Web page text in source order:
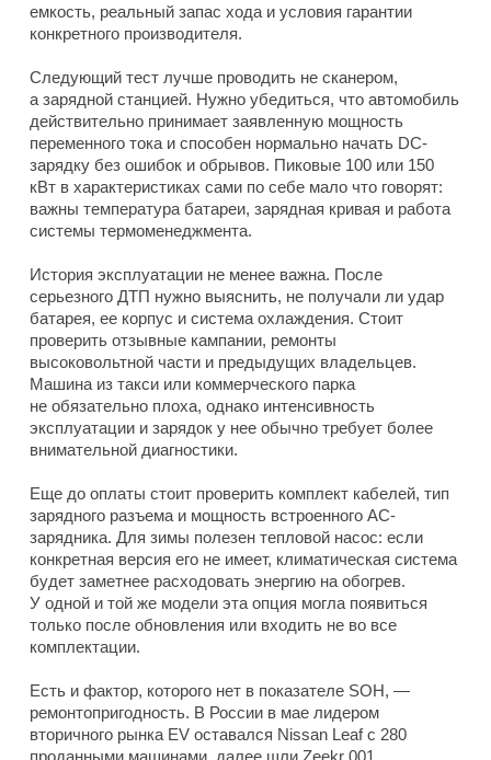
емкость, реальный запас хода и условия гарантии
конкретного производителя.
Следующий тест лучше проводить не сканером,
а зарядной станцией. Нужно убедиться, что автомобиль
действительно принимает заявленную мощность
переменного тока и способен нормально начать DC-
зарядку без ошибок и обрывов. Пиковые 100 или 150
кВт в характеристиках сами по себе мало что говорят:
важны температура батареи, зарядная кривая и работа
системы термоменеджмента.
История эксплуатации не менее важна. После
серьезного ДТП нужно выяснить, не получали ли удар
батарея, ее корпус и система охлаждения. Стоит
проверить отзывные кампании, ремонты
высоковольтной части и предыдущих владельцев.
Машина из такси или коммерческого парка
не обязательно плоха, однако интенсивность
эксплуатации и зарядок у нее обычно требует более
внимательной диагностики.
Еще до оплаты стоит проверить комплект кабелей, тип
зарядного разъема и мощность встроенного AC-
зарядника. Для зимы полезен тепловой насос: если
конкретная версия его не имеет, климатическая система
будет заметнее расходовать энергию на обогрев.
У одной и той же модели эта опция могла появиться
только после обновления или входить не во все
комплектации.
Есть и фактор, которого нет в показателе SOH, —
ремонтопригодность. В России в мае лидером
вторичного рынка EV оставался Nissan Leaf с 280
проданными машинами, далее шли Zeekr 001,